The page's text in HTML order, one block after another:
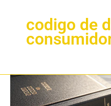
codigo de
Revisão